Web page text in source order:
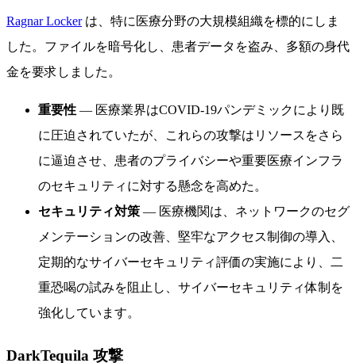
Ragnar Lockerは、特に医療分野の大規模組織を標的にしま
した。ファイルを暗号化し、患者データを盗み、多額の身代
金を要求しました。
重要性 — 医療業界はCOVID-19パンデミックにより既
に圧迫されていたが、これらの攻撃はリソースをさら
に逼迫させ、患者のプライバシーや重要医療インフラ
のセキュリティに対する懸念を高めた。
セキュリティ対策 — 医療機関は、ネットワークのセグ
メンテーションの改善、堅牢なアクセス制御の導入、
定期的なサイバーセキュリティ評価の実施により、二
重恐喝の試みを阻止し、サイバーセキュリティ体制を
強化しています。
DarkTequila 攻撃